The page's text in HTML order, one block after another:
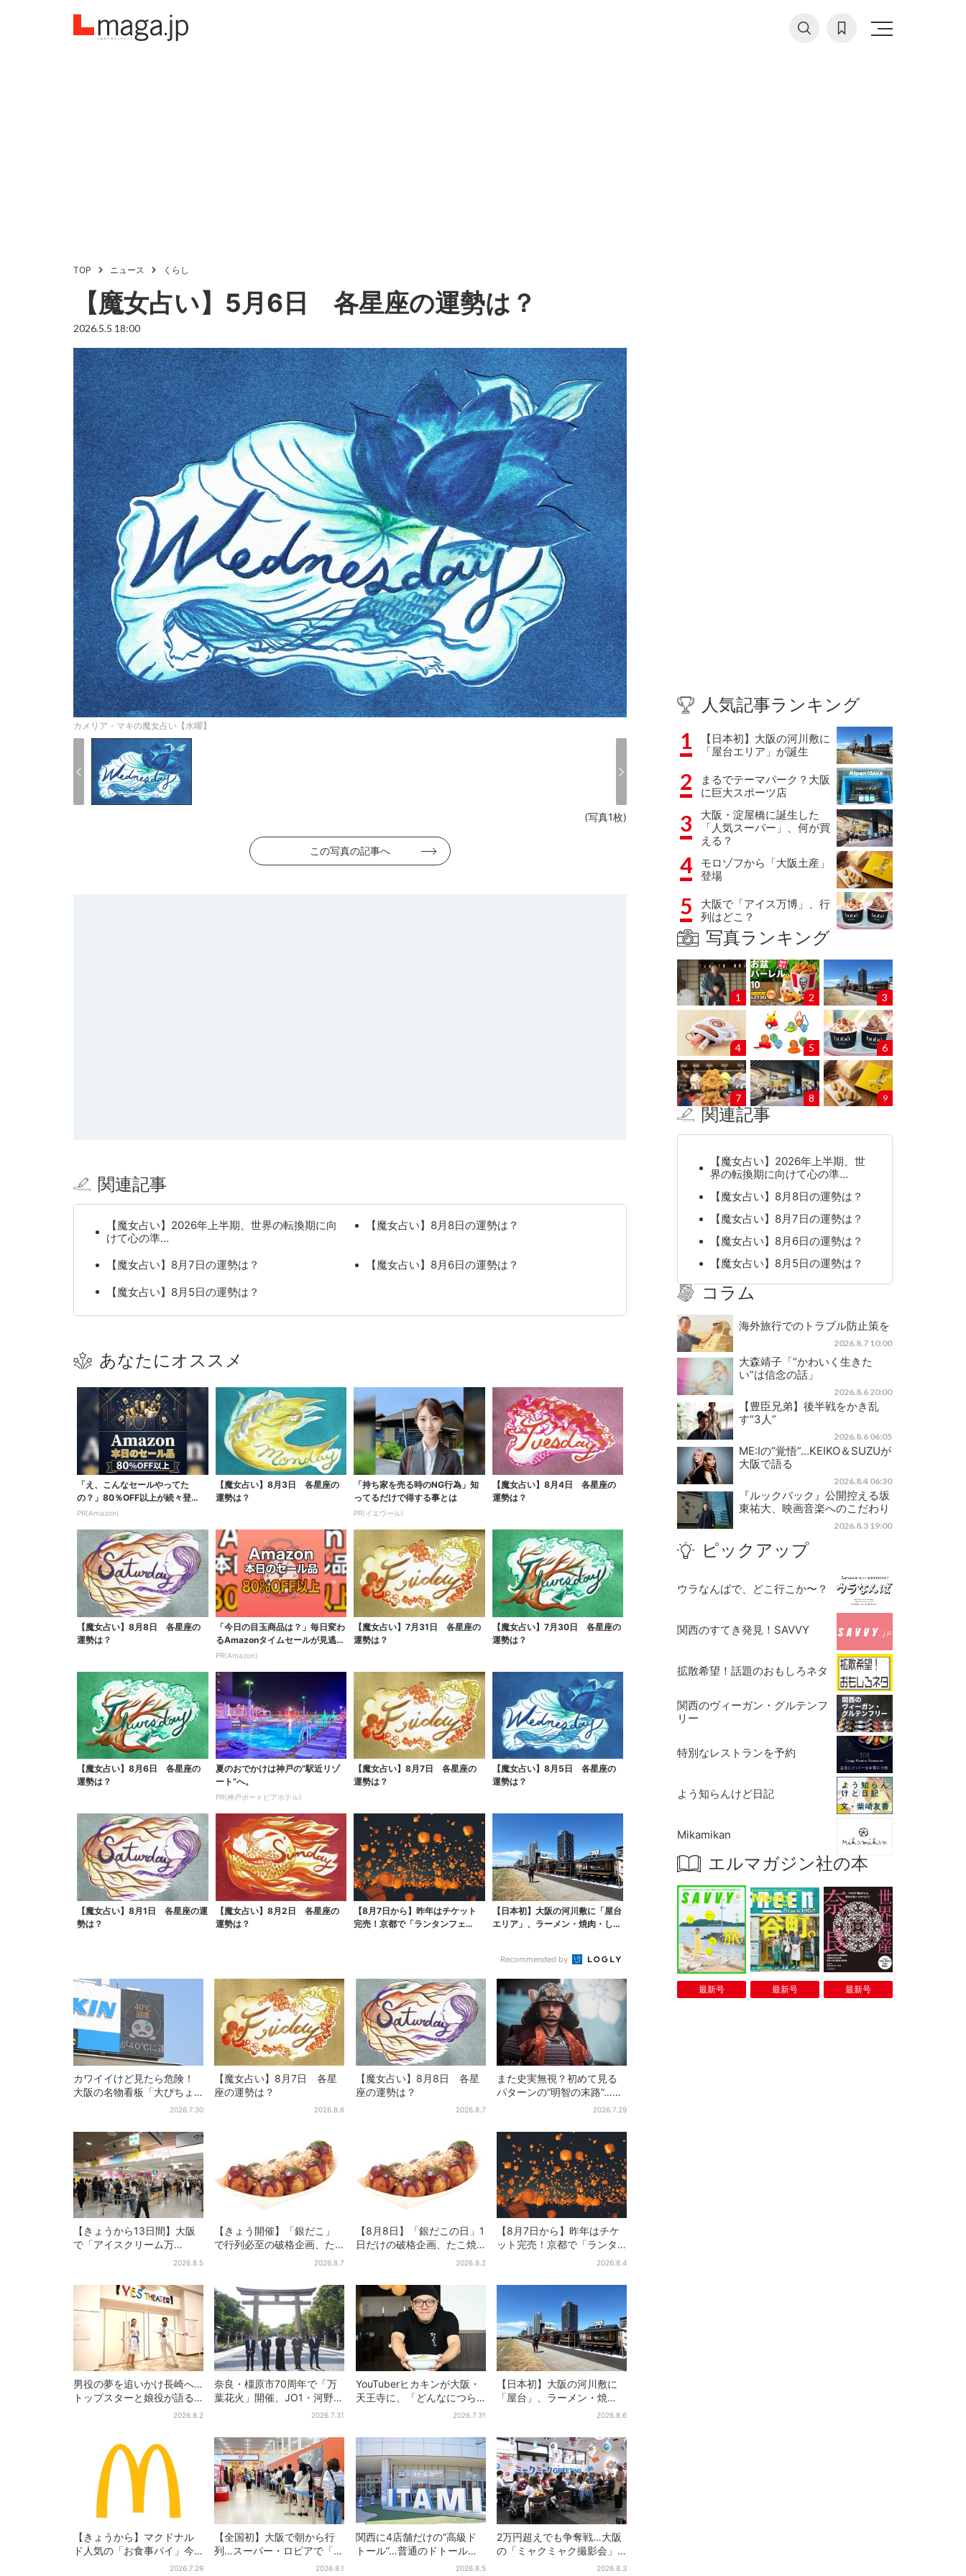
TOP ニュース くらし
【魔女占い】5月6日 各星座の運勢は？
2026.5.5 18:00
カメリア・マキの魔女占い【水曜】
(写真1枚)
この写真の記事へ
関連記事
【魔女占い】2026年上半期、世界の転換期に向
けて心の準…
【魔女占い】8月8日の運勢は？
【魔女占い】8月7日の運勢は？
【魔女占い】8月6日の運勢は？
【魔女占い】8月5日の運勢は？
あなたにオススメ
「え、こんなセールやってた
の？」80％OFF以上が続々登
場！Amazonの本気が...
PR(Amazon)
【魔女占い】8月3日 各星座の
運勢は？
「持ち家を売る時のNG行為」知
ってるだけで得する事とは
PR(イエウール)
【魔女占い】8月4日 各星座の
運勢は？
【魔女占い】8月8日 各星座の
運勢は？
「今日の目玉商品は？」毎日変わ
るAmazonタイムセールが見逃せ
ない
PR(Amazon)
【魔女占い】7月31日 各星座の
運勢は？
【魔女占い】7月30日 各星座の
運勢は？
【魔女占い】8月6日 各星座の
運勢は？
夏のおでかけは神戸の”駅近リゾ
ート”へ。
PR(神戸ポートピアホテル)
【魔女占い】8月7日 各星座の
運勢は？
【魔女占い】8月5日 各星座の
運勢は？
【魔女占い】8月1日 各星座の運
勢は？
【魔女占い】8月2日 各星座の
運勢は？
【8月7日から】昨年はチケット
完売！京都で「ランタンフェ
【日本初】大阪の河川敷に「屋台
エリア」、ラーメン・焼肉・しゃ
Recommended by
カワイイけど見たら危険！
大阪の名物看板「大ぴちょ
んくん」に異変、青→真っ
2026.7.30
【魔女占い】8月7日 各星
座の運勢は？
2026.8.6
【魔女占い】8月8日 各星
座の運勢は？
2026.8.7
また史実無視？初めて見る
パターンの“明智の末路”…実
は、ありえなくもない！？
2026.7.29
【きょうから13日間】大阪
で「アイスクリーム万
博」、全国34ブランド・
ソフト」に行列
2026.8.5
【きょう開催】「銀だこ」
で行列必至の破格企画、た
こ焼き1舟が88円に「今年こ
2026.8.7
【8月8日】「銀だこの日」1
日だけの破格企画、たこ焼
き1舟が88円に…先着88名2026.8.2
【8月7日から】昨年はチケ
ット完売！京都で「ランタ
ンフェス」、最大3500の光
2026.8.4
男役の夢を追いかけ長崎へ…
トップスターと娘役が語る
「ハウステンボス歌劇団」
2026.8.2
奈良・橿原市70周年で「万
葉花火」開催、JO1・河野純
喜がアンバサダーに…グルー
2026.7.31
YouTuberヒカキンが大阪・
天王寺に、「どんなにつら
い時でも…」ラーメン愛＆兄
2026.7.31
【日本初】大阪の河川敷に
「屋台」、ラーメン・焼
肉・しゃぶしゃぶ・カフェ
2026.8.6
【きょうから】マクドナル
ド人気の「お食事パイ」今
年も登場、熱々とろ～り夏
2026.7.29
【全国初】大阪で朝から行
列…スーパー・ロピアで「ど
デカ抽選会」、開始30分2026.8.1
関西に4店舗だけの“高級ド
トール”…普通のドトール
と、何が違う？コーヒーは
2026.8.5
2万円超えでも争奪戦…大阪
の「ミャクミャク撮影会」
に全国からファン集結、参
2026.8.3
人気記事ランキング
1
【日本初】大阪の河川敷に
「屋台エリア」が誕生
2
まるでテーマパーク？大阪
に巨大スポーツ店
3
大阪・淀屋橋に誕生した
「人気スーパー」、何が買
える？
4
モロゾフから「大阪土産」
登場
5
大阪で「アイス万博」、行
列はどこ？
写真ランキング
1 2 3
4 5 6
7 8 9
関連記事
【魔女占い】2026年上半期、世
界の転換期に向けて心の準…
【魔女占い】8月8日の運勢は？
【魔女占い】8月7日の運勢は？
【魔女占い】8月6日の運勢は？
【魔女占い】8月5日の運勢は？
コラム
海外旅行でのトラブル防止策を
2026.8.7 10:00
大森靖子「“かわいく生きた
い”は信念の話」
2026.8.6 20:00
【豊臣兄弟】後半戦をかき乱
す“3人”
2026.8.6 06:05
ME:Iの“覚悟”…KEIKO＆SUZUが
大阪で語る
2026.8.4 06:30
『ルックバック』公開控える坂
東祐大、映画音楽へのこだわり
2026.8.3 19:00
ピックアップ
ウラなんばで、どこ行こか〜？
関西のすてき発見！SAVVY
拡散希望！話題のおもしろネタ
関西のヴィーガン・グルテンフ
リー
特別なレストランを予約
よう知らんけど日記
Mikamikan
エルマガジン社の本
最新号 最新号 最新号